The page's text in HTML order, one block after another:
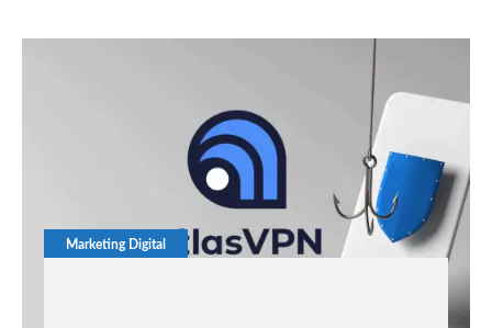
Marketing Digital